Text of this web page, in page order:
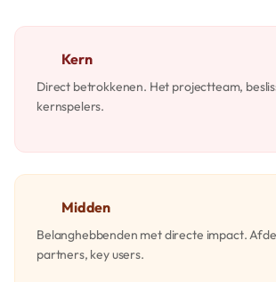
Kern
Direct betrokkenen. Het projectteam,
kernspelers.
Midden
Belanghebbenden met directe impact.
partners, key users.